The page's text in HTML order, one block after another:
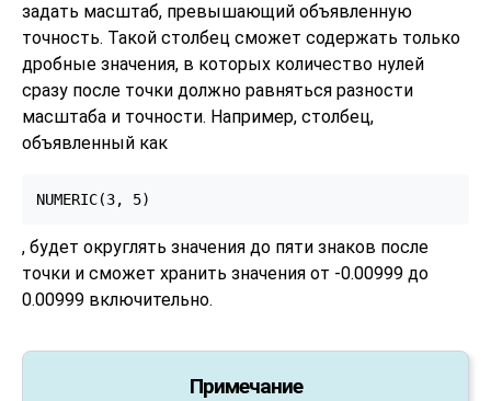
задать масштаб, превышающий объявленную
точность. Такой столбец сможет содержать только
дробные значения, в которых количество нулей
сразу после точки должно равняться разности
масштаба и точности. Например, столбец,
объявленный как
NUMERIC(3, 5)
, будет округлять значения до пяти знаков после
точки и сможет хранить значения от -0.00999 до
0.00999 включительно.
Примечание